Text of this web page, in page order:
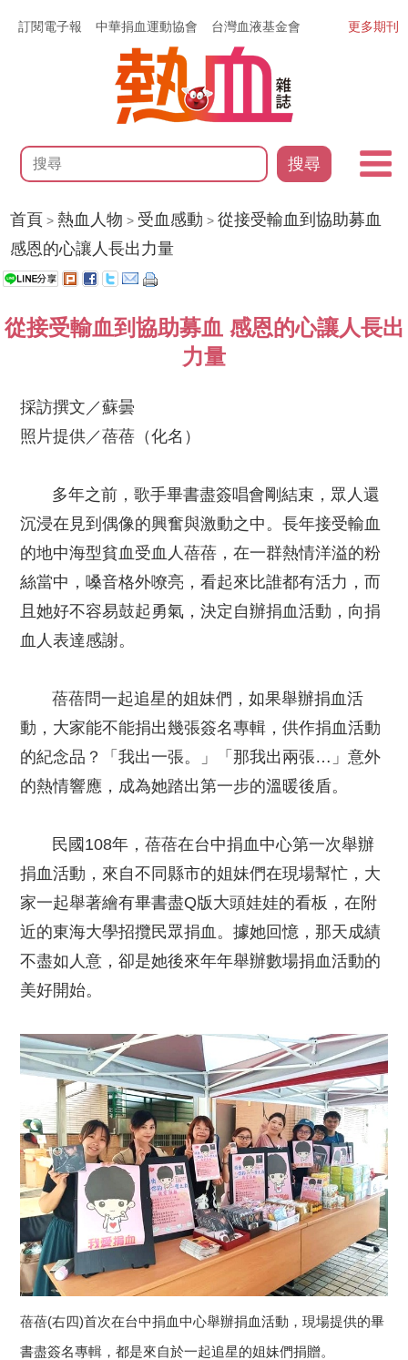
訂閱電子報 中華捐血運動協會 台灣血液基金會
搜尋
更多期刊
首頁 >熱血人物 > 受血感動 >從接受輸血到協助募血
感恩的心讓人長出力量
從接受輸血到協助募血 感恩的心讓人長出
力量
採訪撰文／蘇曇
照片提供／蓓蓓（化名）
多年之前，歌手畢書盡簽唱會剛結束，眾人還
沉浸在見到偶像的興奮與激動之中。長年接受輸血
的地中海型貧血受血人蓓蓓，在一群熱情洋溢的粉
絲當中，嗓音格外嘹亮，看起來比誰都有活力，而
且她好不容易鼓起勇氣，決定自辦捐血活動，向捐
血人表達感謝。
蓓蓓問一起追星的姐妹們，如果舉辦捐血活
動，大家能不能捐出幾張簽名專輯，供作捐血活動
的紀念品？「我出一張。」「那我出兩張…」意外
的熱情響應，成為她踏出第一步的溫暖後盾。
民國108年，蓓蓓在台中捐血中心第一次舉辦
捐血活動，來自不同縣市的姐妹們在現場幫忙，大
家一起舉著繪有畢書盡Q版大頭娃娃的看板，在附
近的東海大學招攬民眾捐血。據她回憶，那天成績
不盡如人意，卻是她後來年年舉辦數場捐血活動的
美好開始。
蓓蓓(右四)首次在台中捐血中心舉辦捐血活動，現場提供的畢
書盡簽名專輯，都是來自於一起追星的姐妹們捐贈。